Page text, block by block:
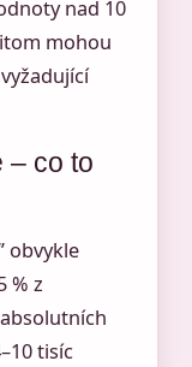
nad 10
mohou
– co to
obvykle
% z
tisíc